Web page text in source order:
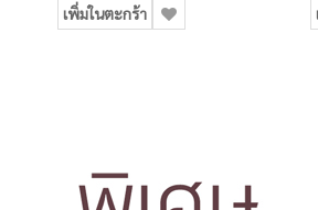
เพิ่มในตะกร้า